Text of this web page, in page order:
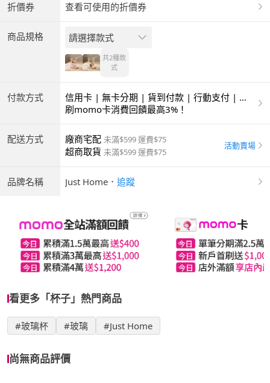
折價券 查看可使用的折價券
商品規格 請選擇款式
共2種款
式
付款方式
信用卡 | 無卡分期 | 貨到付款 | 行動支付 | 超
商付款 | ATM | 銀聯卡
刷momo卡消費回饋最高3%！
配送方式 廠商宅配 未滿$599 運費$75
超商取貨 未滿$599 運費$75
活動賣場
品牌名稱 Just Home ． 追蹤
看更多「杯子」熱門商品
#玻璃杯 #玻璃 #Just Home
尚無商品評價